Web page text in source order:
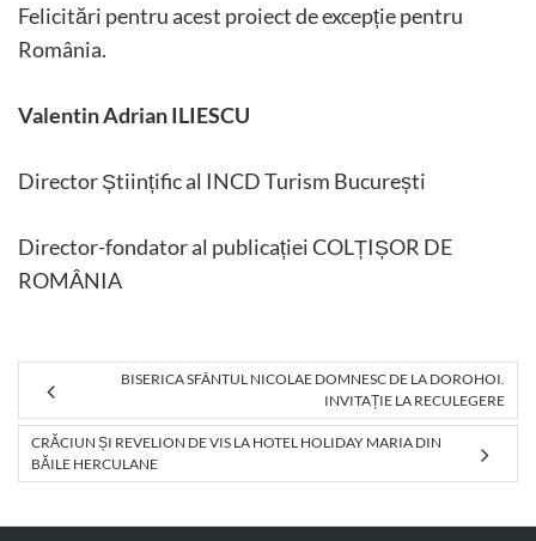
Felicitări pentru acest proiect de excepție pentru
România.
Valentin Adrian ILIESCU
Director Științific al INCD Turism București
Director-fondator al publicației COLȚIȘOR DE
ROMÂNIA
BISERICA SFÂNTUL NICOLAE DOMNESC DE LA DOROHOI.
INVITAȚIE LA RECULEGERE
CRĂCIUN ȘI REVELION DE VIS LA HOTEL HOLIDAY MARIA DIN
BĂILE HERCULANE